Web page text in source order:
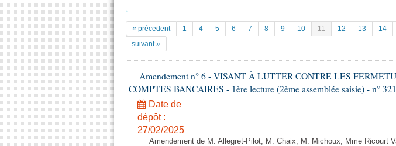
« précedent 1 4 5 6 7 8 9 10 11 12 13 14
suivant »
Amendement n° 6 - VISANT À LUTTER CONTRE LES
COMPTES BANCAIRES - 1ère lecture (2ème assemblée saisie) - n° 321
Date de
dépôt :
27/02/2025
Amendement de M. Allegret-Pilot, M. Chaix, M. Michoux, Mme Ricourt